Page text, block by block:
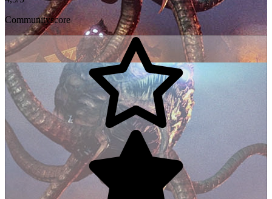
Communityscore